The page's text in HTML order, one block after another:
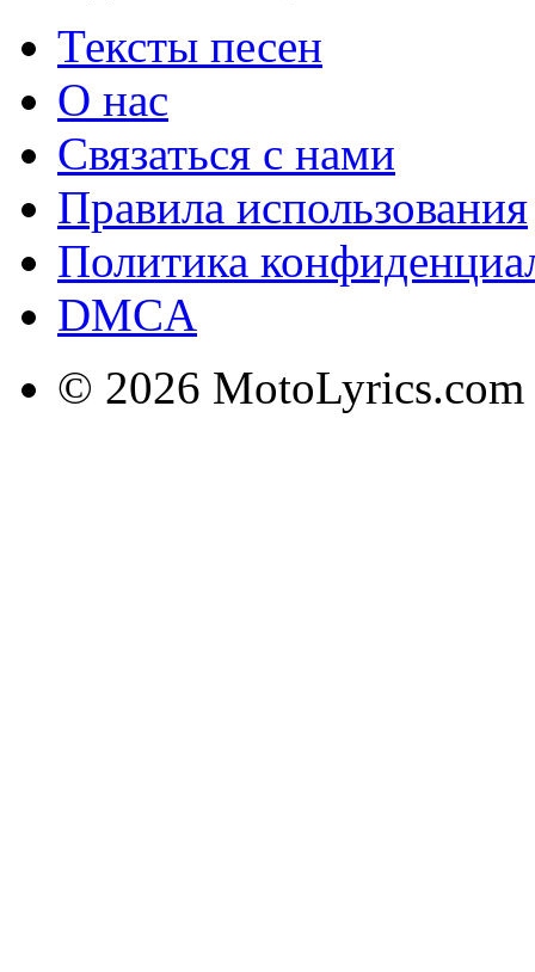
Тексты песен
О нас
Связаться с нами
Правила использования
Политика
DMCA
© 2026